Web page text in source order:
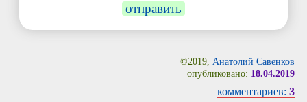
отправить
©2019, Анатолий Савенков
опубликовано: 18.04.2019
комментариев: 3